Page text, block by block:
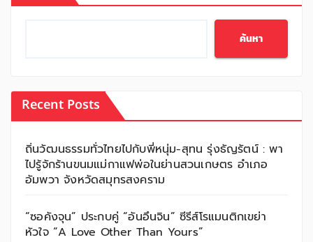
ค้นหา
Recent Posts
ถิ่นวัฒนธรรมทั่วไทยไปกับพี่หนุ่ม-สุทน รุ่งธัญรัตน์ : พา
ไปรู้จักร้านขนมแม่กาแฟพ่อในย่านสวนเกษตร อำเภอ
อัมพวา จังหวัดสมุทรสงคราม
“ซอคังจุน” ประกบคู่ “อันอึนจิน” ซีรีส์โรแมนติกเขย่า
หัวใจ “A Love Other Than Yours”